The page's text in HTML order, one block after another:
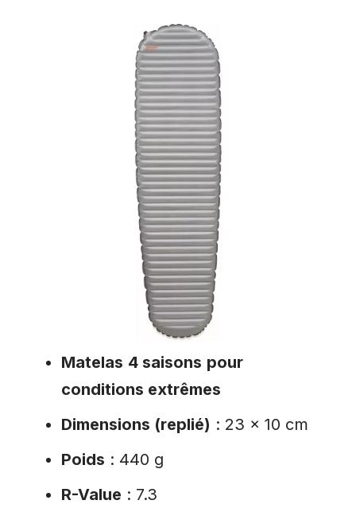
Matelas 4 saisons pour
conditions extrêmes
Dimensions (replié) : 23 x 10 cm
Poids : 440 g
R-Value : 7.3